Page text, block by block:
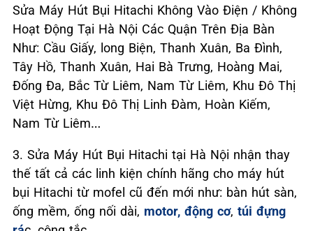
Sửa Máy Hút Bụi Hitachi Không Vào Điện / Không
Hoạt Động Tại Hà Nội Các Quận Trên Địa Bàn
Như: Cầu Giấy, long Biện, Thanh Xuân, Ba Đình,
Tây Hồ, Thanh Xuân, Hai Bà Trưng, Hoàng Mai,
Đống Đa, Bắc Từ Liêm, Nam Từ Liêm, Khu Đô Thị
Việt Hừng, Khu Đô Thị Linh Đàm, Hoàn Kiếm,
Nam Từ Liêm…
3. Sửa Máy Hút Bụi Hitachi tại Hà Nội nhận thay
thế tất cả các linh kiện chính hãng cho máy hút
bụi Hitachi từ mofel cũ đến mới như: bàn hút sàn,
ống mềm, ống nối dài, motor, động cơ, túi đựng